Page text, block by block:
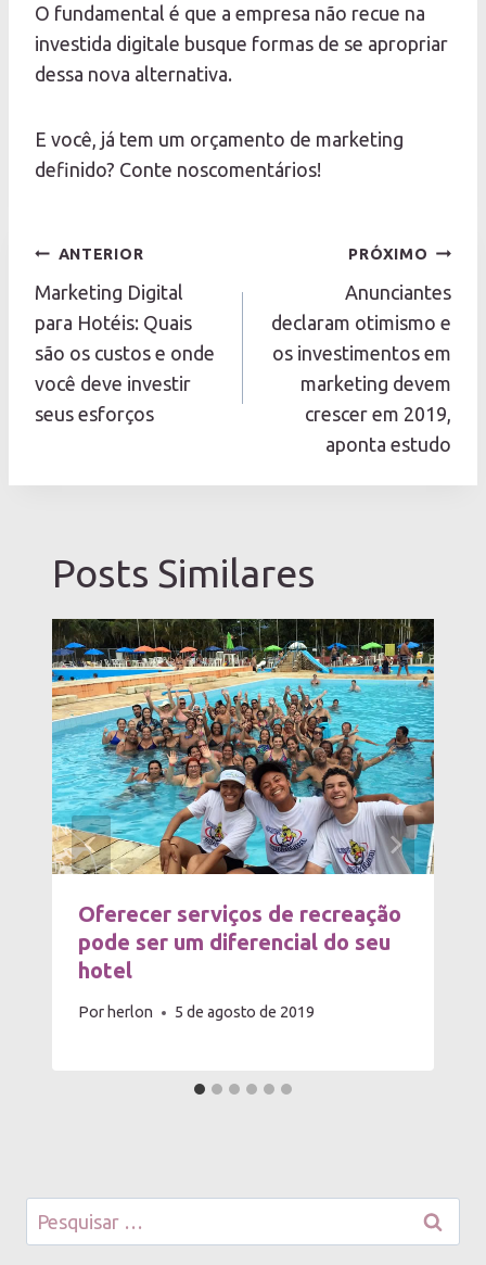
O fundamental é que a empresa não recue na
investida digitale busque formas de se apropriar
dessa nova alternativa.
E você, já tem um orçamento de marketing
definido? Conte noscomentários!
Navegação
de
Post
ANTERIOR
Marketing Digital
para Hotéis: Quais
são os custos e onde
você deve investir
seus esforços
PRÓXIMO
Anunciantes
declaram otimismo e
os investimentos em
marketing devem
crescer em 2019,
aponta estudo
Posts Similares
Oferecer serviços de recreação
pode ser um diferencial do seu
hotel
Por herlon 5 de agosto de 2019
Pesquisar
por: